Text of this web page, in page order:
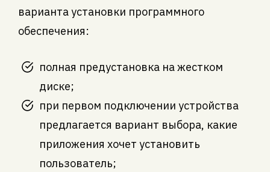
варианта установки программного
обеспечения:
полная предустановка на жестком
диске;
при первом подключении устройства
предлагается вариант выбора, какие
приложения хочет установить
пользователь;